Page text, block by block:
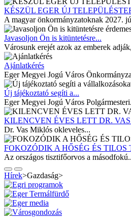
KÉSZÜL EGER ÚJ
A magyar önkormányzatoknak 2027.
Javasoljon Ön is kitüntetésre...
Városunk erejét azok az emberek
Ajánlatkérés
Eger Megyei Jogú Város
Új tájékoztató segíti a...
Eger Megyei Jogú Város
KILENCVEN ÉVES LETT DR.
Dr. Vas Miklós okleveles...
FOKOZÓDIK A HŐSÉG ÉS TILOS
Az országos tisztifőorvos a
Hírek>Gazdaság>